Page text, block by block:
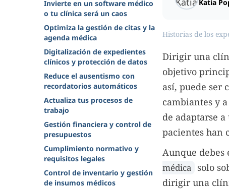
Invierte en un software médico
o tu clínica será un caos
Optimiza la gestión de citas y la
agenda médica
Digitalización de expedientes
clínicos y protección de datos
Reduce el ausentismo con
recordatorios automáticos
Actualiza tus procesos de
trabajo
Gestión financiera y control de
presupuestos
Cumplimiento normativo y
requisitos legales
Control de inventario y gestión
de insumos médicos
Katia
Historias de los
Dirigir una
objetivo
así, puede ser
cambiantes y
de adaptarse
pacientes han
Aunque debes
médica solo
dirigir una